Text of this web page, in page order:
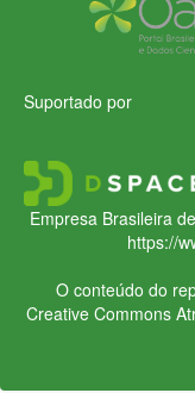
Suportado por
Empresa Brasileira
https://
O conteúdo do
Creative Commons